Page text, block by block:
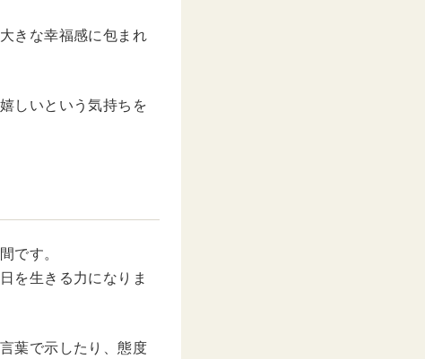
きな幸福感に包まれ
しいという気持ちを
です。
を生きる力になりま
葉で示したり、態度